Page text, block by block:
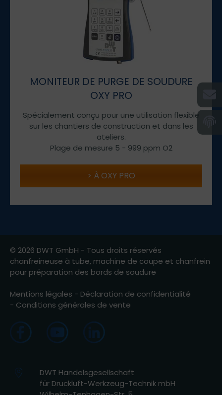
MONITEUR DE PURGE DE SOUDURE
OXY PRO
Spécialement conçu pour une utilisation flexible
sur les chantiers de construction et dans les
ateliers.
Plage de mesure 5 - 999 ppm O2
À OXY PRO
© 2026 DWT GmbH - Tous droits réservés
chanfreineuse à tube, machine de coupe et chanfrein
pour préparation des bords de soudure
Mentions légales - Déclaration de confidentialité
- Conditions générales de vente
DWT Handelsgesellschaft
für Druckluft-Werkzeug-Technik mbH